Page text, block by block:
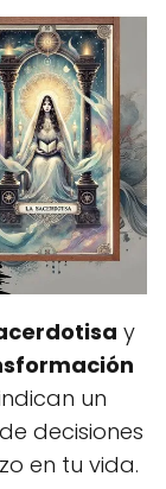
y
un
decisiones
en tu vida.